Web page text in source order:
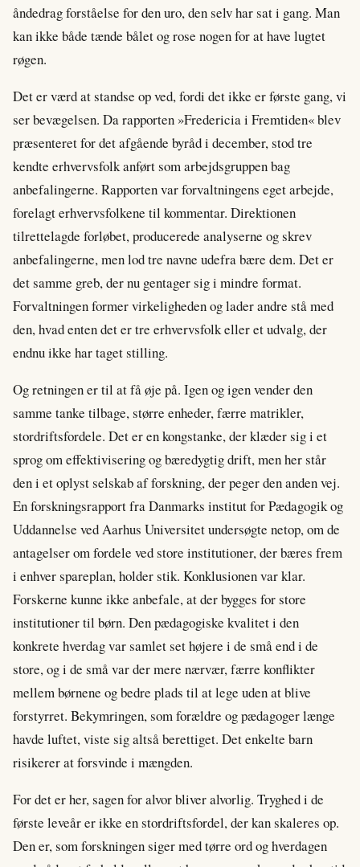
åndedrag forståelse for den uro, den selv har sat i gang. Man
kan ikke både tænde bålet og rose nogen for at have lugtet
røgen.
Det er værd at standse op ved, fordi det ikke er første gang, vi
ser bevægelsen. Da rapporten »Fredericia i Fremtiden« blev
præsenteret for det afgående byråd i december, stod tre
kendte erhvervsfolk anført som arbejdsgruppen bag
anbefalingerne. Rapporten var forvaltningens eget arbejde,
forelagt erhvervsfolkene til kommentar. Direktionen
tilrettelagde forløbet, producerede analyserne og skrev
anbefalingerne, men lod tre navne udefra bære dem. Det er
det samme greb, der nu gentager sig i mindre format.
Forvaltningen former virkeligheden og lader andre stå med
den, hvad enten det er tre erhvervsfolk eller et udvalg, der
endnu ikke har taget stilling.
Og retningen er til at få øje på. Igen og igen vender den
samme tanke tilbage, større enheder, færre matrikler,
stordriftsfordele. Det er en kongstanke, der klæder sig i et
sprog om effektivisering og bæredygtig drift, men her står
den i et oplyst selskab af forskning, der peger den anden vej.
En forskningsrapport fra Danmarks institut for Pædagogik og
Uddannelse ved Aarhus Universitet undersøgte netop, om de
antagelser om fordele ved store institutioner, der bæres frem
i enhver spareplan, holder stik. Konklusionen var klar.
Forskerne kunne ikke anbefale, at der bygges for store
institutioner til børn. Den pædagogiske kvalitet i den
konkrete hverdag var samlet set højere i de små end i de
store, og i de små var der mere nærvær, færre konflikter
mellem børnene og bedre plads til at lege uden at blive
forstyrret. Bekymringen, som forældre og pædagoger længe
havde luftet, viste sig altså berettiget. Det enkelte barn
risikerer at forsvinde i mængden.
For det er her, sagen for alvor bliver alvorlig. Tryghed i de
første leveår er ikke en stordriftsfordel, der kan skaleres op.
Den er, som forskningen siger med tørre ord og hverdagen